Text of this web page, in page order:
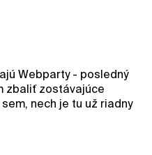
Webparty - posledný
zbaliť zostávajúce
nech je tu už riadny